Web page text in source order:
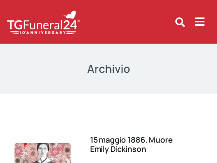
content
Archivio
15 maggio 1886. Muore
Emily Dickinson